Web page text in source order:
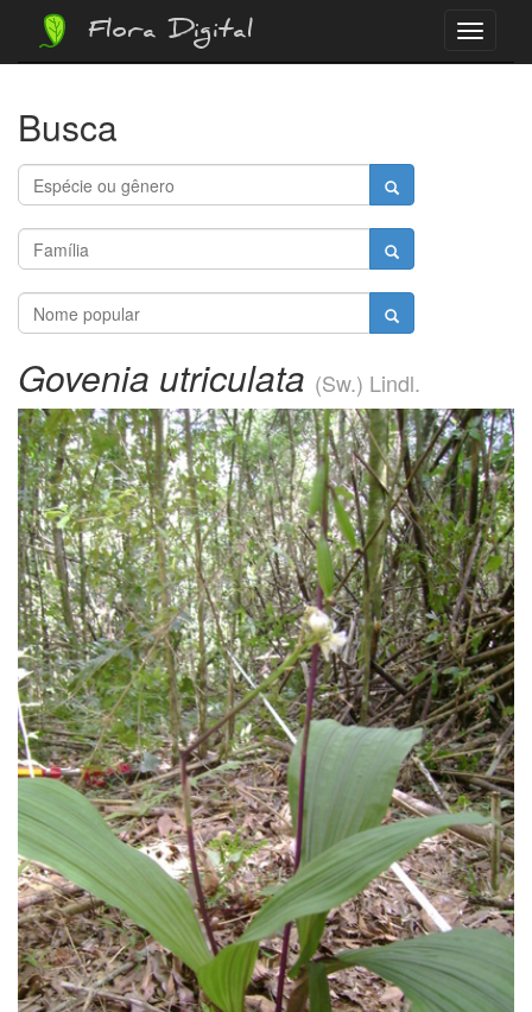
Menu
Flora Digital
Busca
Govenia utriculata (Sw.) Lindl.